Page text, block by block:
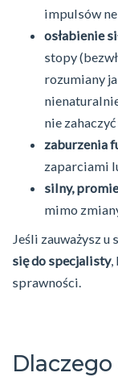
impulsów
osłabienie
stopy
rozumiany
nie
zaburzenia
zaparciami
silny,
mimo
Jeśli zauważysz u
się do specjalisty,
sprawności.